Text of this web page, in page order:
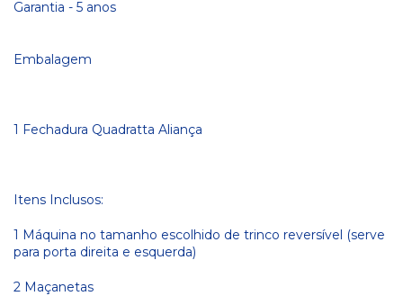
Garantia - 5 anos
Embalagem
1 Fechadura Quadratta Aliança
Itens Inclusos:
1 Máquina no tamanho escolhido de trinco reversível (serve
para porta direita e esquerda)
2 Maçanetas